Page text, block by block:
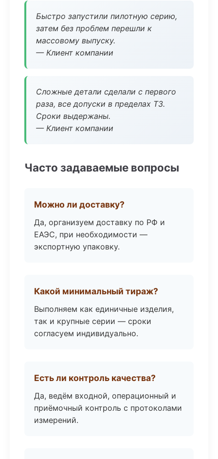
Быстро запустили пилотную серию,
затем без проблем перешли к
массовому выпуску.
— Клиент компании
Сложные детали сделали с первого
раза, все допуски в пределах ТЗ.
Сроки выдержаны.
— Клиент компании
Часто задаваемые вопросы
Можно ли доставку?
Да, организуем доставку по РФ и
ЕАЭС, при необходимости —
экспортную упаковку.
Какой минимальный тираж?
Выполняем как единичные изделия,
так и крупные серии — сроки
согласуем индивидуально.
Есть ли контроль качества?
Да, ведём входной, операционный и
приёмочный контроль с протоколами
измерений.